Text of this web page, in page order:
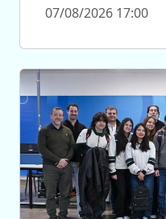
07/08/2026 17:00